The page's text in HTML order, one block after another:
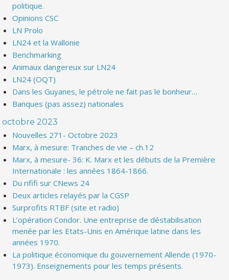
politique.
Opinions CSC
LN Prolo
LN24 et la Wallonie
Benchmarking
Animaux dangereux sur LN24
LN24 (OQT)
Dans les Guyanes, le pétrole ne fait pas le bonheur…
Banques (pas assez) nationales
octobre 2023
Nouvelles 271- Octobre 2023
Marx, à mesure: Tranches de vie – ch.12
Marx, à mesure- 36: K. Marx et les débuts de la Première
Internationale : les années 1864-1866.
Du rififi sur CNews 24
Deux articles relayés par la CGSP
Surprofits RTBF (site et radio)
L’opération Condor. Une entreprise de déstabilisation
menée par les Etats-Unis en Amérique latine dans les
années 1970.
La politique économique du gouvernement Allende (1970-
1973). Enseignements pour les temps présents.